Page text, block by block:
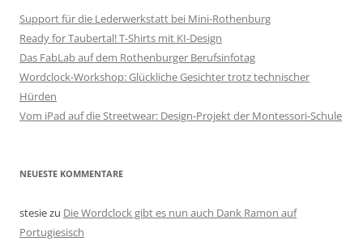
Support für die Lederwerkstatt bei Mini-Rothenburg
Ready for Taubertal! T-Shirts mit KI-Design
Das FabLab auf dem Rothenburger Berufsinfotag
Wordclock-Workshop: Glückliche Gesichter trotz technischer
Hürden
Vom iPad auf die Streetwear: Design-Projekt der Montessori-Schule
NEUESTE KOMMENTARE
stesiezu Die Wordclock gibt es nun auch Dank Ramon auf
Portugiesisch